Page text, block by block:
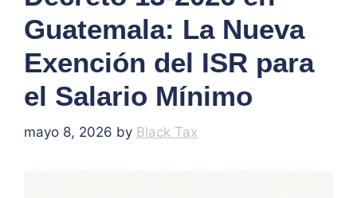
Guatemala: La Nueva
Exención del ISR para
el Salario Mínimo
mayo 8, 2026 by Black Tax